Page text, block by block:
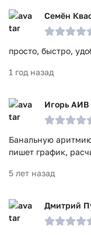
Семён
просто, быстро,
1 год назад
Игорь АИВ
Банальную
пишет график,
5 лет назад
Дмитрий